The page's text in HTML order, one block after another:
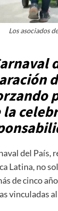
Los asociados
la
del País,
Latina, no
de cinco
vinculadas